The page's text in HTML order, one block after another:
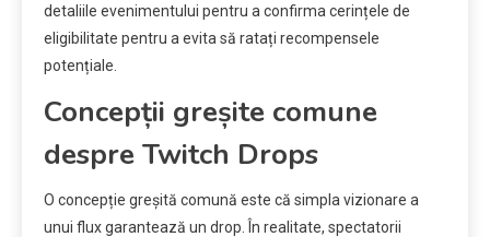
detaliile evenimentului pentru a confirma cerințele de
eligibilitate pentru a evita să ratați recompensele
potențiale.
Concepții greșite comune
despre Twitch Drops
O concepție greșită comună este că simpla vizionare a
unui flux garantează un drop. În realitate, spectatorii